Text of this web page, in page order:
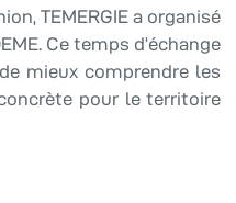
TEMERGIE a organisé
Ce temps d’échange
mieux comprendre les
pour le territoire